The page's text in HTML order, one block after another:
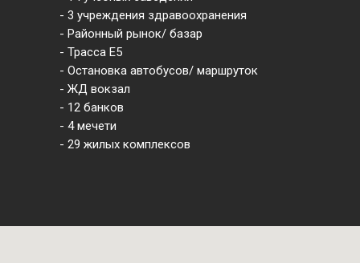
- 3 учреждения здравоохранения
- Районный рынок/ базар
- Трасса Е5
- Остановка автобусов/ маршруток
- ЖД вокзал
- 12 банков
- 4 мечети
- 29 жилых комплексов